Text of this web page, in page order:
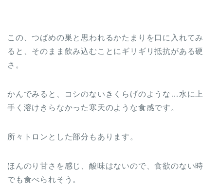
この、つばめの巣と思われるかたまりを口に入れてみ
ると、そのまま飲み込むことにギリギリ抵抗がある硬
さ。
かんでみると、コシのないきくらげのような…水に上
手く溶けきらなかった寒天のような食感です。
所々トロンとした部分もあります。
ほんのり甘さを感じ、酸味はないので、食欲のない時
でも食べられそう。